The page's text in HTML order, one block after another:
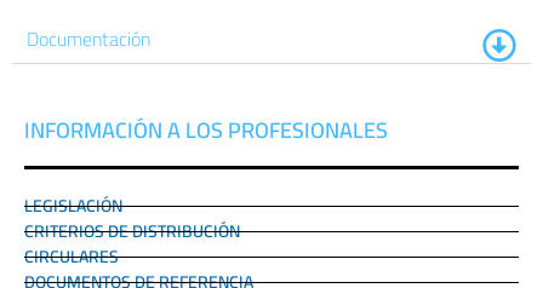
Documentación
INFORMACIÓN A LOS PROFESIONALES
LEGISLACIÓN
CRITERIOS DE DISTRIBUCIÓN
CIRCULARES
DOCUMENTOS DE REFERENCIA